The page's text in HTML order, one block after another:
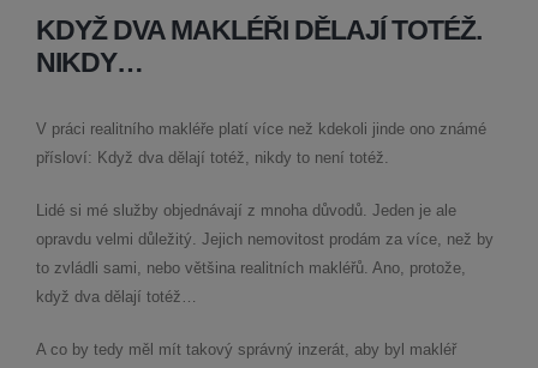
KDYŽ DVA MAKLÉŘI DĚLAJÍ TOTÉŽ.
NIKDY…
V práci realitního makléře platí více než kdekoli jinde ono známé
přísloví: Když dva dělají totéž, nikdy to není totéž.
Lidé si mé služby objednávají z mnoha důvodů. Jeden je ale
opravdu velmi důležitý. Jejich nemovitost prodám za více, než by
to zvládli sami, nebo většina realitních makléřů. Ano, protože,
když dva dělají totéž…
A co by tedy měl mít takový správný inzerát, aby byl makléř